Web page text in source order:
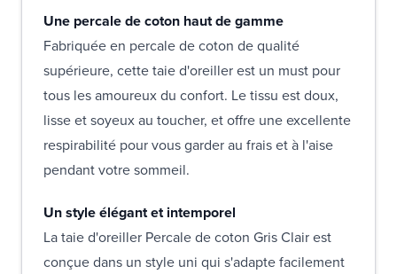
Une percale de coton haut de gamme
Fabriquée en percale de coton de qualité
supérieure, cette taie d'oreiller est un must pour
tous les amoureux du confort. Le tissu est doux,
lisse et soyeux au toucher, et offre une excellente
respirabilité pour vous garder au frais et à l'aise
pendant votre sommeil.
Un style élégant et intemporel
La taie d'oreiller Percale de coton Gris Clair est
conçue dans un style uni qui s'adapte facilement